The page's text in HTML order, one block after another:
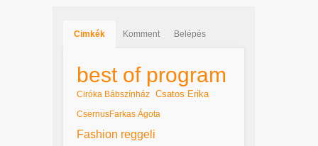
Cimkék Komment Belépés
best of program
Ciróka Bábszínház Csatos Erika
CsernusFarkas Ágota
Fashion reggeli